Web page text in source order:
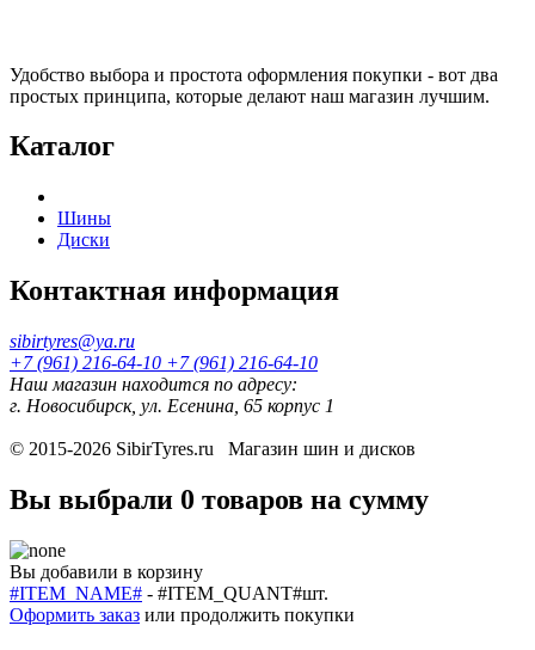
Удобство выбора и простота оформления покупки - вот два
простых принципа, которые делают наш магазин лучшим.
Каталог
Шины
Диски
Контактная информация
sibirtyres@ya.ru
+7 (961) 216-64-10 +7 (961) 216-64-10
Наш магазин находится по адресу:
г. Новосибирск, ул. Есенина, 65 корпус 1
© 2015-2026 SibirTyres.ru Магазин шин и дисков
Вы выбрали 0 товаров на сумму
Вы добавили в корзину
#ITEM_NAME# - #ITEM_QUANT#шт.
Оформить заказ или продолжить покупки